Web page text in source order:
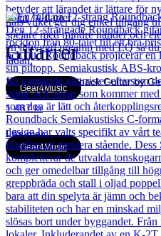
Hem/ Gitarrer
Gitarrer
Gear4Music
12 String Roundback Guitar by
1 487kr
Läs mer
Gear4Music